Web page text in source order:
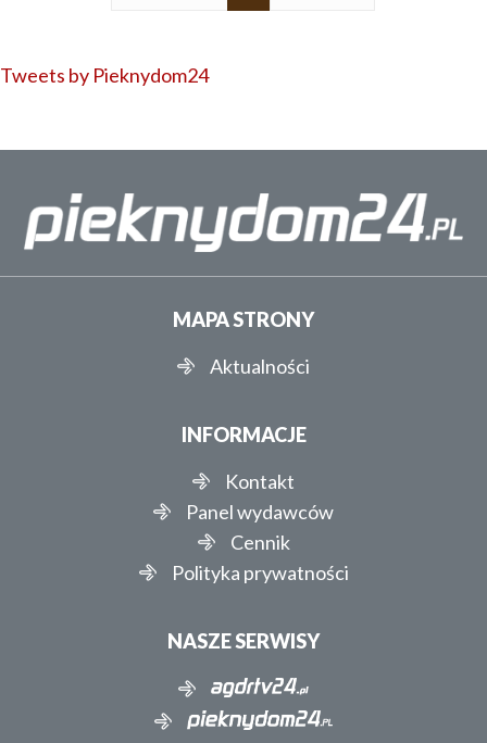
Tweets by Pieknydom24
MAPA STRONY
Aktualności
INFORMACJE
Kontakt
Panel wydawców
Cennik
Polityka prywatności
NASZE SERWISY